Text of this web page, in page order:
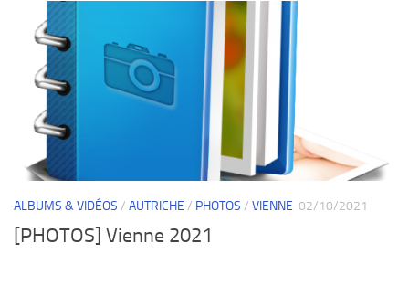
ALBUMS & VIDÉOS / AUTRICHE / PHOTOS / VIENNE 02/10/2021
[PHOTOS] Vienne 2021